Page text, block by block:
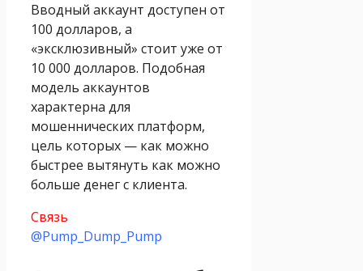
Вводный аккаунт доступен от
100 долларов, а
«эксклюзивный» стоит уже от
10 000 долларов. Подобная
модель аккаунтов
характерна для
мошеннических платформ,
цель которых — как можно
быстрее вытянуть как можно
больше денег с клиента.
Связь
@Pump_Dump_Pump